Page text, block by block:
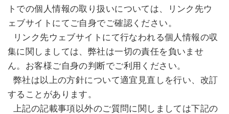
トでの個人情報の取り扱いについては、リンク先ウ
ェブサイトにてご自身でご確認ください。
リンク先ウェブサイトにて行なわれる個人情報の収
集に関しましては、弊社は一切の責任を負いませ
ん。お客様ご自身の判断でご利用ください。
弊社は以上の方針について適宜見直しを行い、改訂
することがあります。
上記の記載事項以外のご質問に関しましては下記の